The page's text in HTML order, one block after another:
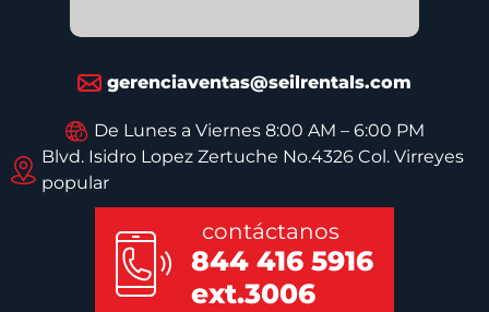
gerenciaventas@seilrentals.com
De Lunes a Viernes 8:00 AM – 6:00 PM
Blvd. Isidro Lopez Zertuche No.4326 Col. Virreyes
popular
contáctanos
844 416 5916
ext.3006